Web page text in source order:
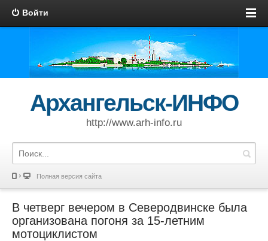
Войти
Архангельск-ИНФО
http://www.arh-info.ru
Полная версия сайта
В четверг вечером в Северодвинске была
организована погоня за 15-летним
мотоциклистом